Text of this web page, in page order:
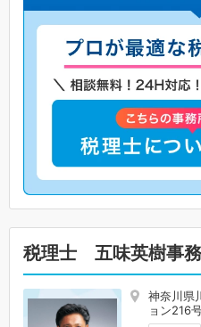
税理士 五味英樹事
神奈川県
ョン216